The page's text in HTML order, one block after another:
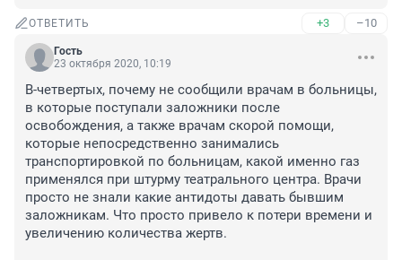
ОТВЕТИТЬ +3 –10
Гость
23 октября 2020, 10:19
В-четвертых, почему не сообщили врачам в больницы,
в которые поступали заложники после
освобождения, а также врачам скорой помощи,
которые непосредственно занимались
транспортировкой по больницам, какой именно газ
применялся при штурму театрального центра. Врачи
просто не знали какие антидоты давать бывшим
заложникам. Что просто привело к потери времени и
увеличению количества жертв.